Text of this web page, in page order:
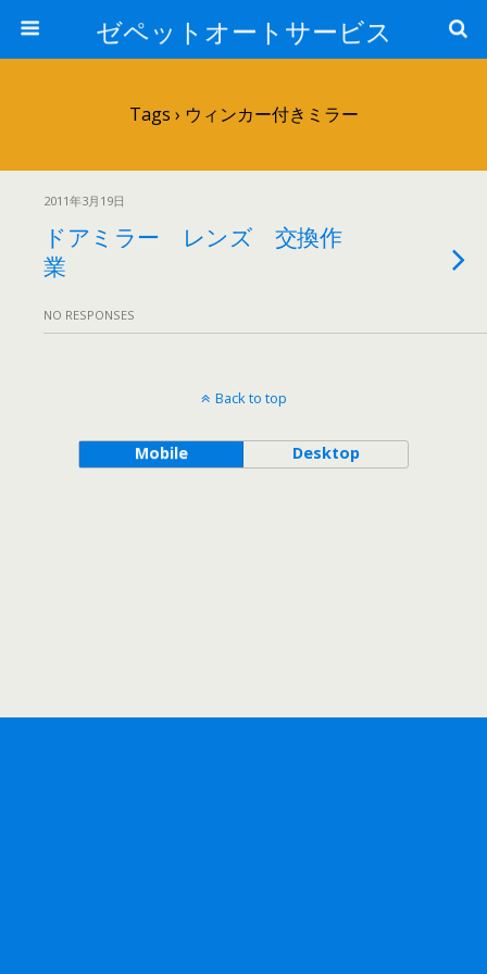
ゼペットオートサービス
Tags › ウィンカー付きミラー
2011年3月19日
ドアミラー レンズ 交換作
業
NO RESPONSES
Back to top
Mobile Desktop